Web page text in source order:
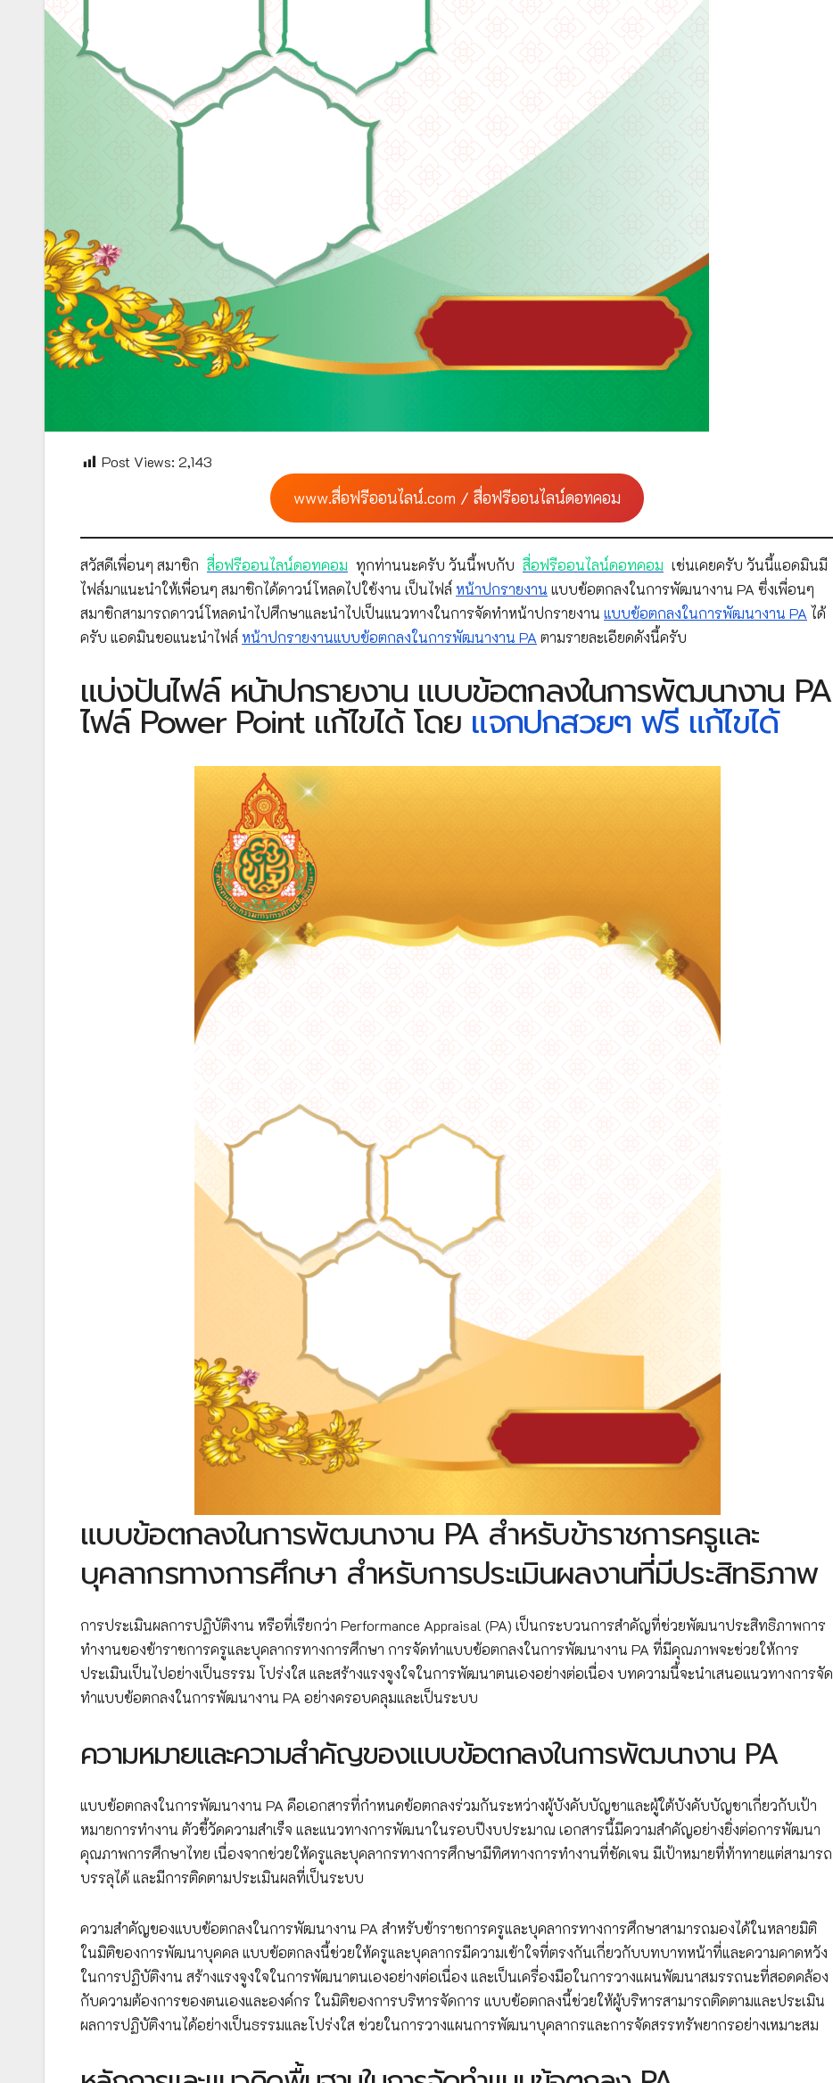
Post Views: 2,143
www.สื่อฟรีออนไลน์.com / สื่อฟรีออนไลน์ดอทคอม
สวัสดีเพื่อนๆ สมาชิก สื่อฟรีออนไลน์ดอทคอม ทุกท่านนะครับ วันนี้พบกับ สื่อฟรีออนไลน์ดอทคอม เช่นเคยครับ วันนี้แอดมินมี
ไฟล์มาแนะนำให้เพื่อนๆ สมาชิกได้ดาวน์โหลดไปใช้งาน เป็นไฟล์ หน้าปกรายงาน แบบข้อตกลงในการพัฒนางาน PA ซึ่งเพื่อนๆ
สมาชิกสามารถดาวน์โหลดนำไปศึกษาและนำไปเป็นแนวทางในการจัดทำหน้าปกรายงาน แบบข้อตกลงในการพัฒนางาน PA ได้
ครับ แอดมินขอแนะนำไฟล์ หน้าปกรายงานแบบข้อตกลงในการพัฒนางาน PA ตามรายละเอียดดังนี้ครับ
แบ่งปันไฟล์ หน้าปกรายงาน แบบข้อตกลงในการพัฒนางาน PA
ไฟล์ Power Point แก้ไขได้ โดย แจกปกสวยๆ ฟรี แก้ไขได้
แบบข้อตกลงในการพัฒนางาน PA สำหรับข้าราชการครูและ
บุคลากรทางการศึกษา สำหรับการประเมินผลงานที่มีประสิทธิภาพ
การประเมินผลการปฏิบัติงาน หรือที่เรียกว่า Performance Appraisal (PA) เป็นกระบวนการสำคัญที่ช่วยพัฒนาประสิทธิภาพการ
ทำงานของข้าราชการครูและบุคลากรทางการศึกษา การจัดทำแบบข้อตกลงในการพัฒนางาน PA ที่มีคุณภาพจะช่วยให้การ
ประเมินเป็นไปอย่างเป็นธรรม โปร่งใส และสร้างแรงจูงใจในการพัฒนาตนเองอย่างต่อเนื่อง บทความนี้จะนำเสนอแนวทางการจัด
ทำแบบข้อตกลงในการพัฒนางาน PA อย่างครอบคลุมและเป็นระบบ
ความหมายและความสำคัญของแบบข้อตกลงในการพัฒนางาน PA
แบบข้อตกลงในการพัฒนางาน PA คือเอกสารที่กำหนดข้อตกลงร่วมกันระหว่างผู้บังคับบัญชาและผู้ใต้บังคับบัญชาเกี่ยวกับเป้า
หมายการทำงาน ตัวชี้วัดความสำเร็จ และแนวทางการพัฒนาในรอบปีงบประมาณ เอกสารนี้มีความสำคัญอย่างยิ่งต่อการพัฒนา
คุณภาพการศึกษาไทย เนื่องจากช่วยให้ครูและบุคลากรทางการศึกษามีทิศทางการทำงานที่ชัดเจน มีเป้าหมายที่ท้าทายแต่สามารถ
บรรลุได้ และมีการติดตามประเมินผลที่เป็นระบบ
ความสำคัญของแบบข้อตกลงในการพัฒนางาน PA สำหรับข้าราชการครูและบุคลากรทางการศึกษาสามารถมองได้ในหลายมิติ
ในมิติของการพัฒนาบุคคล แบบข้อตกลงนี้ช่วยให้ครูและบุคลากรมีความเข้าใจที่ตรงกันเกี่ยวกับบทบาทหน้าที่และความคาดหวัง
ในการปฏิบัติงาน สร้างแรงจูงใจในการพัฒนาตนเองอย่างต่อเนื่อง และเป็นเครื่องมือในการวางแผนพัฒนาสมรรถนะที่สอดคล้อง
กับความต้องการของตนเองและองค์กร ในมิติของการบริหารจัดการ แบบข้อตกลงนี้ช่วยให้ผู้บริหารสามารถติดตามและประเมิน
ผลการปฏิบัติงานได้อย่างเป็นธรรมและโปร่งใส ช่วยในการวางแผนการพัฒนาบุคลากรและการจัดสรรทรัพยากรอย่างเหมาะสม